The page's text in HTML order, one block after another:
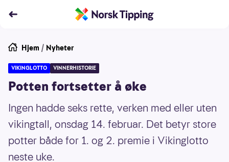
Hjem / Nyheter
VIKINGLOTTO VINNERHISTORIE
Potten fortsetter å øke
Ingen hadde seks rette, verken med eller uten
vikingtall, onsdag 14. februar. Det betyr store
potter både for 1. og 2. premie i Vikinglotto
neste uke.